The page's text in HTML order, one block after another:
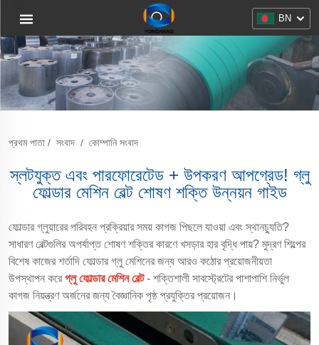
BN
প্রথম পাতা / সংবাদ / কোম্পানি সংবাদ
স্লটযুক্ত এবং পারফোরেটেড + উপকরণ আপগ্রেড! গ্লু
ফোল্ডার মেশিন বেল্ট শোষণ শক্তি উন্নয়ন গাইড
ফোল্ডার গ্লুয়ারের পরিবহন প্রক্রিয়ার সময় কাগজ পিছলে যাওয়া এবং স্থানচ্যুতি?
সাধারণ বেল্টগুলির অপর্যাপ্ত শোষণ শক্তির কারণে খসড়ার হার বৃদ্ধি পায়? মুদ্রণ শিল্পের
বিশেষ কাজের শর্তাদি ফোল্ডার গ্লু মেশিনের জন্য আরও কঠোর প্রয়োজনীয়তা
উপস্থাপন করেগ্লু ফোল্ডার মেশিন বেল্ট- শক্তিশালী সাবস্ট্রেটের পাশাপাশি নির্ভুল
কাগজ নিয়ন্ত্রণ অর্জনের জন্য বৈজ্ঞানিক পৃষ্ঠ প্রযুক্তির প্রয়োজন।